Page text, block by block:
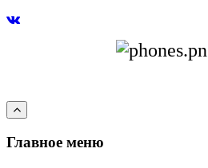
Главное меню